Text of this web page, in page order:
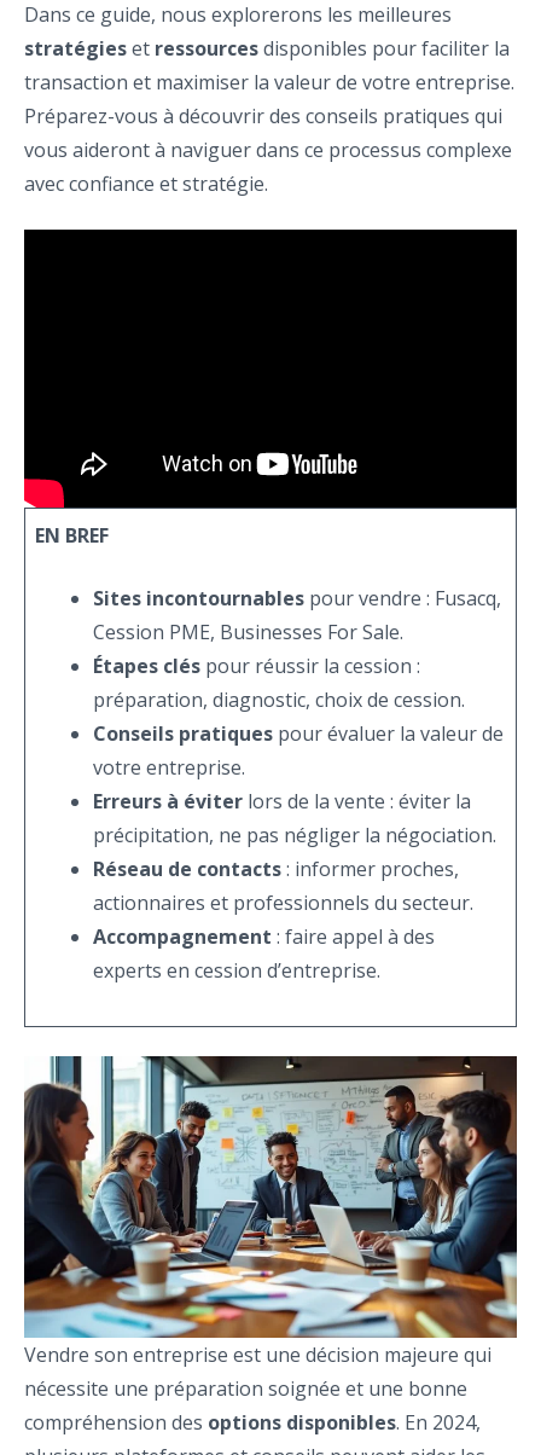
Dans ce guide, nous explorerons les meilleures
stratégieset ressourcesdisponibles pour faciliter la
transaction et maximiser la valeur de votre entreprise.
Préparez-vous à découvrir des conseils pratiques qui
vous aideront à naviguer dans ce processus complexe
avec confiance et stratégie.
EN BREF
Sites incontournables pour vendre : Fusacq,
Cession PME, Businesses For Sale.
Étapes clés pour réussir la cession :
préparation, diagnostic, choix de cession.
Conseils pratiques pour évaluer la valeur de
votre entreprise.
Erreurs à éviter lors de la vente : éviter la
précipitation, ne pas négliger la négociation.
Réseau de contacts: informer proches,
actionnaires et professionnels du secteur.
Accompagnement : faire appel à des
experts en cession d’entreprise.
Vendre son entreprise est une décision majeure qui
nécessite une préparation soignée et une bonne
compréhension des options disponibles. En 2024,